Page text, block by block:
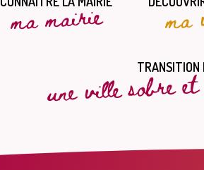
ma mairie ma
TRANSITION
une ville sobre